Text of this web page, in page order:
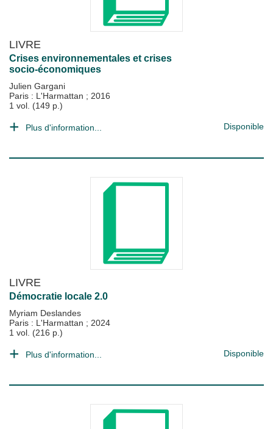
LIVRE
Crises environnementales et crises
socio-économiques
Julien Gargani
Paris : L'Harmattan ; 2016
1 vol. (149 p.)
Plus d'information... Disponible
LIVRE
Démocratie locale 2.0
Myriam Deslandes
Paris : L'Harmattan ; 2024
1 vol. (216 p.)
Plus d'information... Disponible